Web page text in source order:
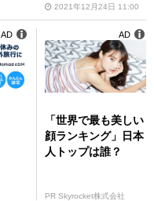
在感のプレミアムゲ
ーミングPC
2021年12月24日 11:00
AD
「世界で最も美しい
顔ランキング」日本
人トップは誰？
PR Skyrocket株式会社
AD